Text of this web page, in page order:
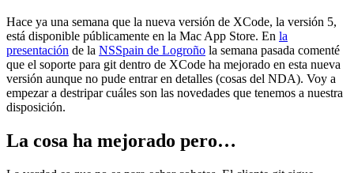
Hace ya una semana que la nueva versión de XCode, la versión 5,
está disponible públicamente en la Mac App Store. En la
presentación de la NSSpain de Logroño la semana pasada comenté
que el soporte para git dentro de XCode ha mejorado en esta nueva
versión aunque no pude entrar en detalles (cosas del NDA). Voy a
empezar a destripar cuáles son las novedades que tenemos a nuestra
disposición.
La cosa ha mejorado pero…